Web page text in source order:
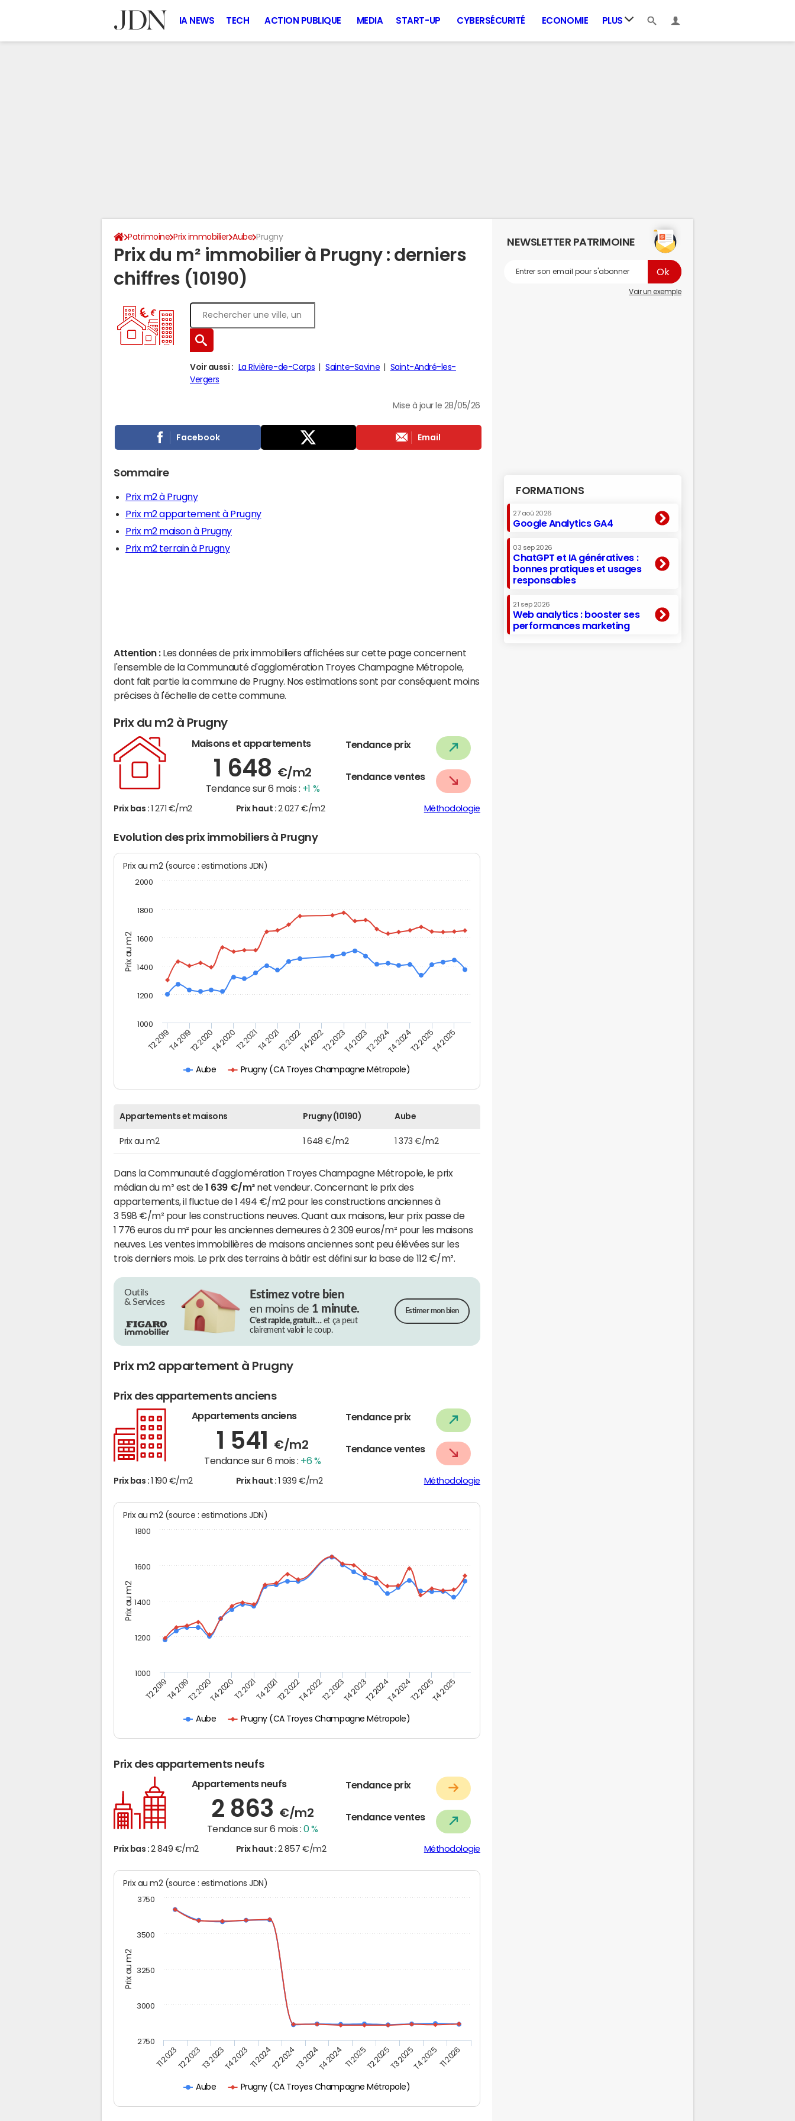
IA NEWS TECH ACTION PUBLIQUE MEDIA START-UP CYBERSÉCURITÉ ECONOMIE PLUS
Patrimoine Prix immobilier Aube Prugny
Prix du m² immobilier à Prugny : derniers
chiffres (10190)
Voir aussi : La Rivière-de-Corps Sainte-Savine
Saint-André-les-
Vergers
Mise à jour le 28/05/26
Facebook Email
Sommaire
Prix m2 à Prugny
Prix m2 appartement à Prugny
Prix m2 maison à Prugny
Prix m2 terrain à Prugny
Attention : Les données de prix immobiliers affichées sur cette page concernent
l'ensemble de la Communauté d'agglomération Troyes Champagne Métropole,
dont fait partie la commune de Prugny. Nos estimations sont par conséquent moins
précises à l'échelle de cette commune.
Prix du m2 à Prugny
Maisons et appartements
1 648 €/m2
Tendance sur 6 mois : +1 %
Tendance prix
Tendance ventes
Prix bas : 1 271 €/m2 Prix haut : 2 027 €/m2 Méthodologie
Evolution des prix immobiliers à Prugny
Prix au m2
Prix au m2 (source : estimations JDN)
Aube Prugny (CA Troyes Champagne Métropole)
T2 2019T4 2019T2 2020T4 2020T2 2021T4 2021T2 2022T4 2022T2 2023T4 2023T2 2024T4 2024T2 2025T4 2025
1000
1200
1400
1600
1800
2000
Appartements et maisons Prugny (10190) Aube
Prix au m2 1 648 €/m2 1 373 €/m2
Dans la Communauté d'agglomération Troyes Champagne Métropole, le prix
médian du m² est de1 639 €/m²net vendeur. Concernant le prix des
appartements, il fluctue de 1 494 €/m2 pour les constructions anciennes à
3 598 €/m² pour les constructions neuves. Quant aux maisons, leur prix passe de
1 776 euros du m² pour les anciennes demeures à 2 309 euros/m² pour les maisons
neuves. Les ventes immobilières de maisons anciennes sont peu élévées sur les
trois derniers mois. Le prix des terrains à bâtir est défini sur la base de 112 €/m².
Outils
& Services
Estimez votre bien
en moins de 1 minute.
C’est rapide, gratuit…et ça peut
clairement valoir le coup.
Estimer mon bien
Prix m2 appartement à Prugny
Prix des appartements anciens
Appartements anciens
1 541 €/m2
Tendance sur 6 mois : +6 %
Tendance prix
Tendance ventes
Prix bas : 1 190 €/m2 Prix haut : 1 939 €/m2 Méthodologie
Prix au m2
Prix au m2 (source : estimations JDN)
Aube Prugny (CA Troyes Champagne Métropole)
T2 2019T4 2019T2 2020T4 2020T2 2021T4 2021T2 2022T4 2022T2 2023T4 2023T2 2024T4 2024T2 2025T4 2025
1200
1400
1600
1000
1800
Prix des appartements neufs
Appartements neufs
2 863 €/m2
Tendance sur 6 mois :0 %
Tendance prix
Tendance ventes
Prix bas : 2 849 €/m2 Prix haut : 2 857 €/m2 Méthodologie
Prix au m2
Prix au m2 (source : estimations JDN)
Aube Prugny (CA Troyes Champagne Métropole)
T1 2023T2 2023T3 2023T4 2023T1 2024T2 2024T3 2024T4 2024T1 2025T2 2025T3 2025T4 2025T1 2026
2750
3000
3250
3500
3750
NEWSLETTER PATRIMOINE
Voir un exemple
FORMATIONS
27 aoû 2026
Google Analytics GA4
03 sep 2026
ChatGPT et IA génératives :
bonnes pratiques et usages
responsables
21 sep 2026
Web analytics : booster ses
performances marketing